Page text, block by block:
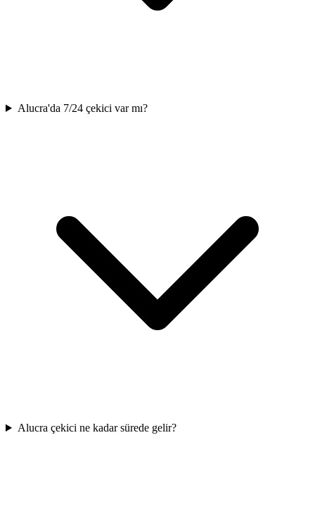
Alucra'da 7/24 çekici var mı?
Alucra çekici ne kadar sürede gelir?